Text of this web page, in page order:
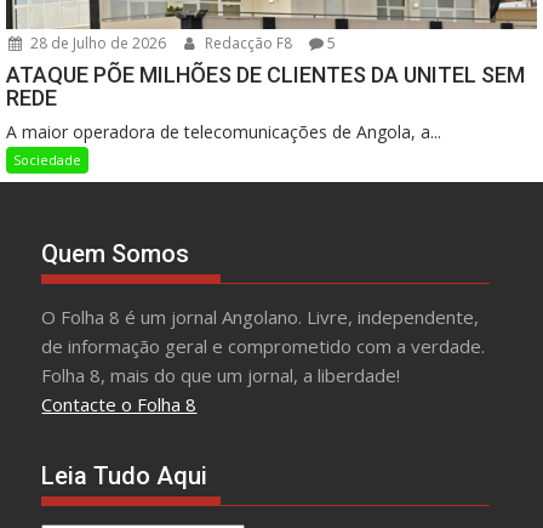
28 de Julho de 2026 Redacção F8 5
ATAQUE PÕE MILHÕES DE CLIENTES DA UNITEL SEM
REDE
A maior operadora de telecomunicações de Angola, a...
Sociedade
Quem Somos
O Folha 8 é um jornal Angolano. Livre, independente,
de informação geral e comprometido com a verdade.
Folha 8, mais do que um jornal, a liberdade!
Contacte o Folha 8
Leia Tudo Aqui